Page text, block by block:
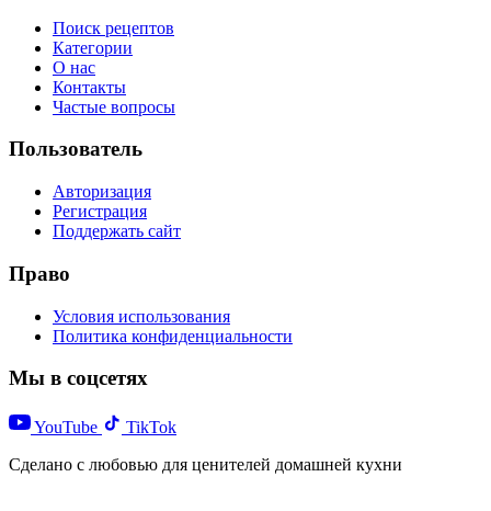
Поиск рецептов
Категории
О нас
Контакты
Частые вопросы
Пользователь
Авторизация
Регистрация
Поддержать сайт
Право
Условия использования
Политика конфиденциальности
Мы в соцсетях
YouTube
TikTok
Сделано с любовью для ценителей домашней кухни